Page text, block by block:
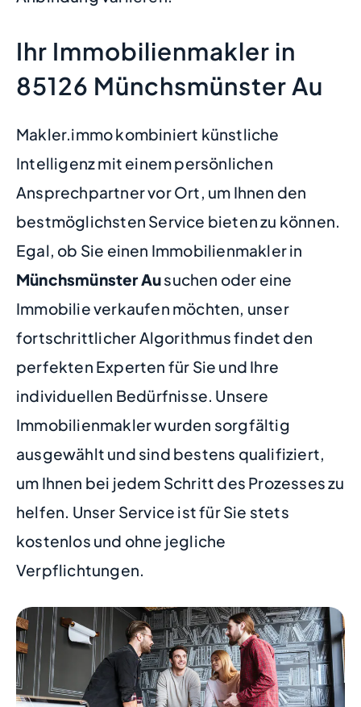
Ihr Immobilienmakler in
85126 Münchsmünster Au
Makler.immo kombiniert künstliche
Intelligenz mit einem persönlichen
Ansprechpartner vor Ort, um Ihnen den
bestmöglichsten Service bieten zu können.
Egal, ob Sie einen Immobilienmakler in
Münchsmünster Ausuchen oder eine
Immobilie verkaufen möchten, unser
fortschrittlicher Algorithmus findet den
perfekten Experten für Sie und Ihre
individuellen Bedürfnisse. Unsere
Immobilienmakler wurden sorgfältig
ausgewählt und sind bestens qualifiziert,
um Ihnen bei jedem Schritt des Prozesses zu
helfen. Unser Service ist für Sie stets
kostenlos und ohne jegliche
Verpflichtungen.